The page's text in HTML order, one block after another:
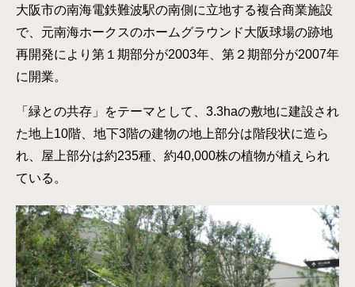
大阪市の南海電鉄難波駅の南側に立地する複合商業施設
で、元南海ホークスのホームグラウンド大阪球場の跡地
再開発により第１期部分が2003年、第２期部分が2007年
に開業。
「緑との共存」をテーマとして、3.3haの敷地に建設され
た地上10階、地下3階の建物の地上部分は階段状に造ら
れ、屋上部分は約235種、約40,000株の植物が植えられ
ている。